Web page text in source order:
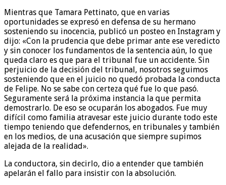
Mientras que Tamara Pettinato, que en varias
oportunidades se expresó en defensa de su hermano
sosteniendo su inocencia, publicó un posteo en Instagram y
dijo: «Con la prudencia que debe primar ante ese veredicto
y sin conocer los fundamentos de la sentencia aún, lo que
queda claro es que para el tribunal fue un accidente. Sin
perjuicio de la decisión del tribunal, nosotros seguimos
sosteniendo que en el juicio no quedó probada la conducta
de Felipe. No se sabe con certeza qué fue lo que pasó.
Seguramente será la próxima instancia la que permita
demostrarlo. De eso se ocuparán los abogados. Fue muy
difícil como familia atravesar este juicio durante todo este
tiempo teniendo que defendernos, en tribunales y también
en los medios, de una acusación que siempre supimos
alejada de la realidad».
La conductora, sin decirlo, dio a entender que también
apelarán el fallo para insistir con la absolución.